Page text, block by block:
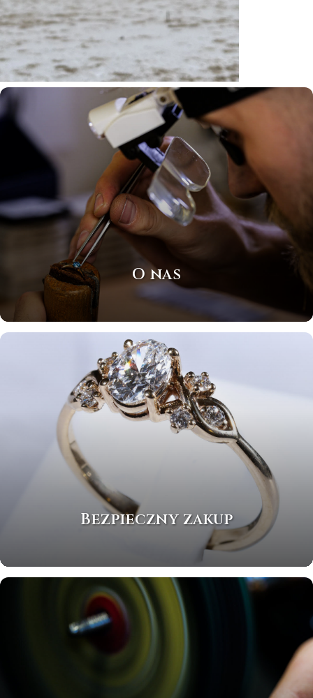
O nas
Bezpieczny zakup